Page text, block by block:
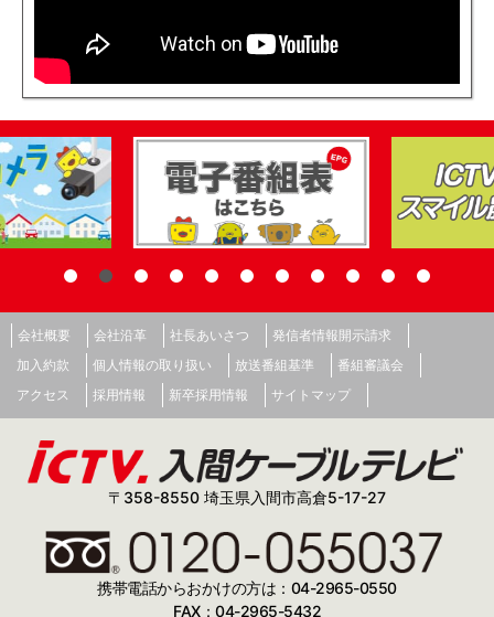
会社概要 会社沿革 社長あいさつ
発信者情報開示請求
加入約款
個人情報の取り扱い 放送番組基準
番組審議会
アクセス
採用情報 新卒採用情報 サイトマップ
〒358-8550 埼玉県入間市高倉5-17-27
携帯電話からおかけの方は：04-2965-0550
FAX：04-2965-5432